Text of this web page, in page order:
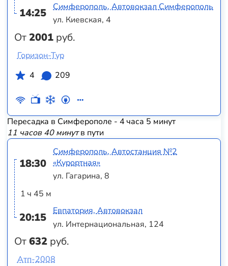
14:25
От2001 руб.
Симферополь, Автовокзал Симферополь
ул. Киевская, 4
Горизон-Тур
4
209
Пересадка в Симферополе - 4 часа 5 минут
11 часов 40 минутв пути
18:30
1 ч 45 м
20:15
От632 руб.
Симферополь, Автостанция №2
«Курортная»
ул. Гагарина, 8
Евпатория, Автовокзал
ул. Интернациональная, 124
Атп-2008